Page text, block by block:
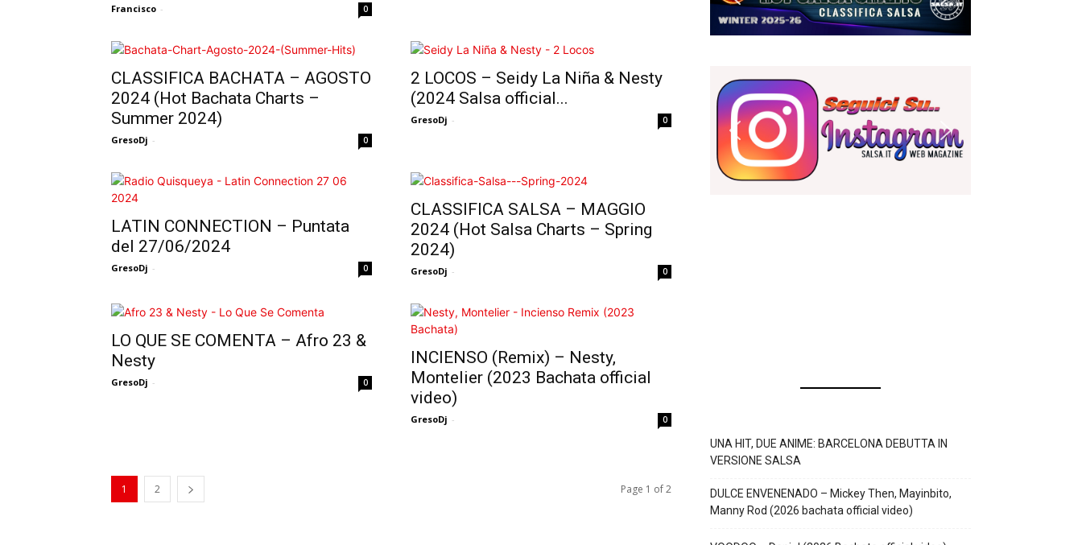
Francisco - 0
CLASSIFICA BACHATA – AGOSTO
2024 (Hot Bachata Charts –
Summer 2024)
GresoDj - 0
2 LOCOS – Seidy La Niña & Nesty
(2024 Salsa official...
GresoDj - 0
LATIN CONNECTION – Puntata
del 27/06/2024
GresoDj - 0
CLASSIFICA SALSA – MAGGIO
2024 (Hot Salsa Charts – Spring
2024)
GresoDj - 0
LO QUE SE COMENTA – Afro 23 &
Nesty
GresoDj - 0
INCIENSO (Remix) – Nesty,
Montelier (2023 Bachata official
video)
GresoDj - 0
1 2 Page 1 of 2
UNA HIT, DUE ANIME: BARCELONA DEBUTTA IN
VERSIONE SALSA
DULCE ENVENENADO – Mickey Then, Mayinbito,
Manny Rod (2026 bachata official video)